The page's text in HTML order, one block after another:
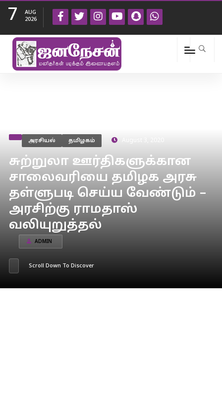
7
AUG
2026
அரசியல் தமிழகம்
சுற்றுலா ஊர்திகளுக்கான
சாலைவரியை தமிழக அரசு
தள்ளுபடி செய்ய வேண்டும் –
அரசிற்கு ராமதாஸ்
வலியுறுத்தல்
ADMIN
Scroll Down To Discover